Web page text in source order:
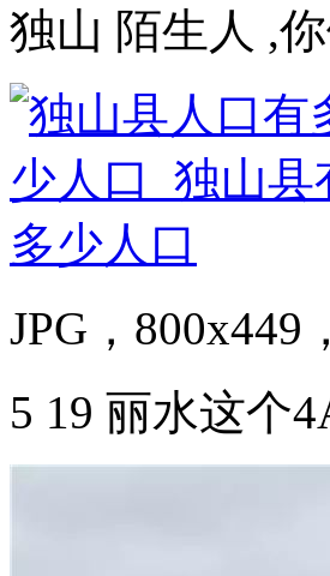
独山 陌生人 ,
JPG，800x449
5 19 丽水这个